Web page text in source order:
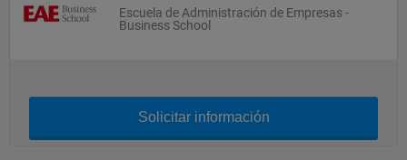
Escuela de Administración de Empresas -
Business School
Solicitar información